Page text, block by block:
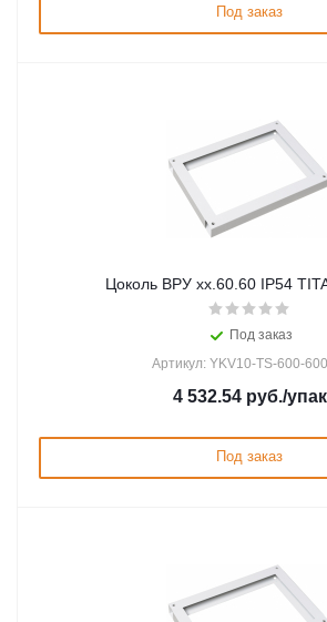
Под заказ
Цоколь ВРУ хх.60.60 IP54
Под заказ
Артикул: YKV10-TS-600-
4 532.54руб./упак
Под заказ